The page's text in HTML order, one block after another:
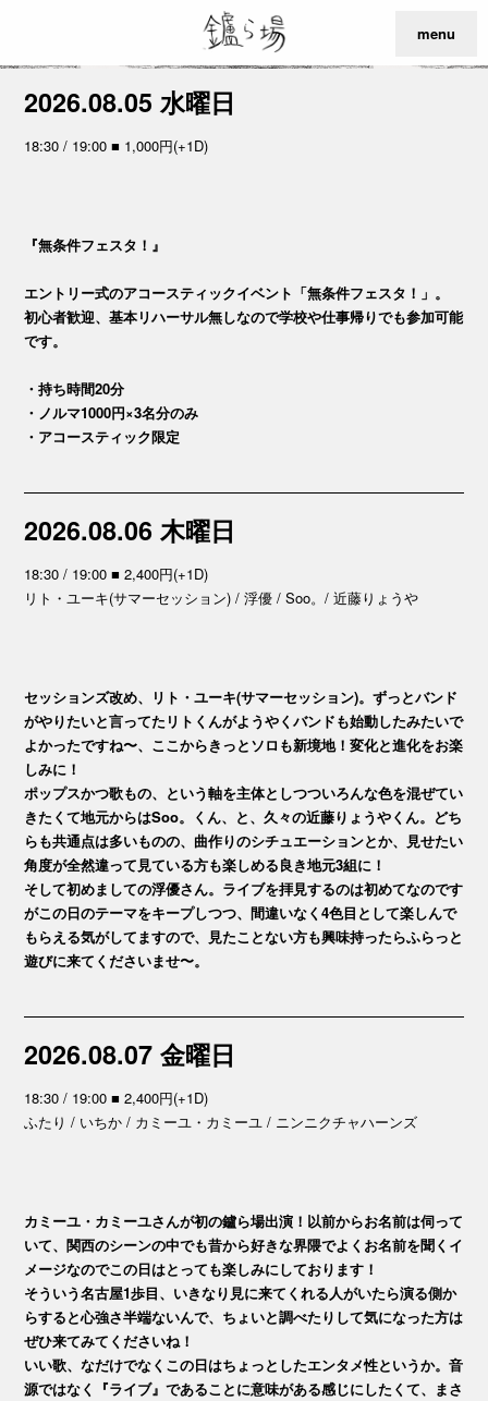
menu
2026.08.05 水曜日
18:30 / 19:00 ■ 1,000円(+1D)
『無条件フェスタ！』
エントリー式のアコースティックイベント「無条件フェスタ！」。
初心者歓迎、基本リハーサル無しなので学校や仕事帰りでも参加可能
です。
・持ち時間20分
・ノルマ1000円×3名分のみ
・アコースティック限定
2026.08.06 木曜日
18:30 / 19:00 ■ 2,400円(+1D)
リト・ユーキ(サマーセッション) / 浮優 / Soo。/ 近藤りょうや
セッションズ改め、リト・ユーキ(サマーセッション)。ずっとバンド
がやりたいと言ってたリトくんがようやくバンドも始動したみたいで
よかったですね〜、ここからきっとソロも新境地！変化と進化をお楽
しみに！
ポップスかつ歌もの、という軸を主体としつついろんな色を混ぜてい
きたくて地元からはSoo。くん、と、久々の近藤りょうやくん。どち
らも共通点は多いものの、曲作りのシチュエーションとか、見せたい
角度が全然違って見ている方も楽しめる良き地元3組に！
そして初めましての浮優さん。ライブを拝見するのは初めてなのです
がこの日のテーマをキープしつつ、間違いなく4色目として楽しんで
もらえる気がしてますので、見たことない方も興味持ったらふらっと
遊びに来てくださいませ〜。
2026.08.07 金曜日
18:30 / 19:00 ■ 2,400円(+1D)
ふたり / いちか / カミーユ・カミーユ / ニンニクチャハーンズ
カミーユ・カミーユさんが初の鑪ら場出演！以前からお名前は伺って
いて、関西のシーンの中でも昔から好きな界隈でよくお名前を聞くイ
メージなのでこの日はとっても楽しみにしております！
そういう名古屋1歩目、いきなり見に来てくれる人がいたら演る側か
らすると心強さ半端ないんで、ちょいと調べたりして気になった方は
ぜひ来てみてくださいね！
いい歌、なだけでなくこの日はちょっとしたエンタメ性というか。音
源ではなく『ライブ』であることに意味がある感じにしたくて、まさ